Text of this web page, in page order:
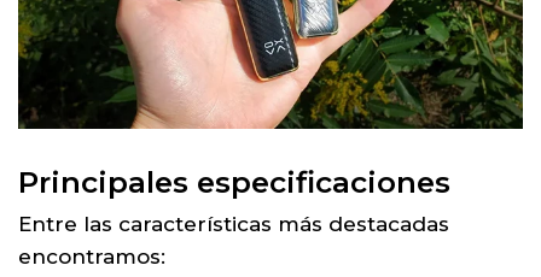
Principales especificaciones
Entre las características más destacadas
encontramos: